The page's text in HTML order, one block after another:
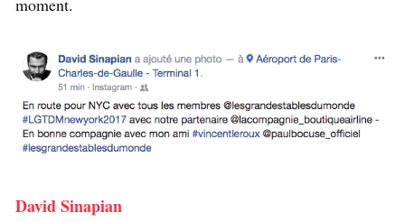
moment.
David Sinapian